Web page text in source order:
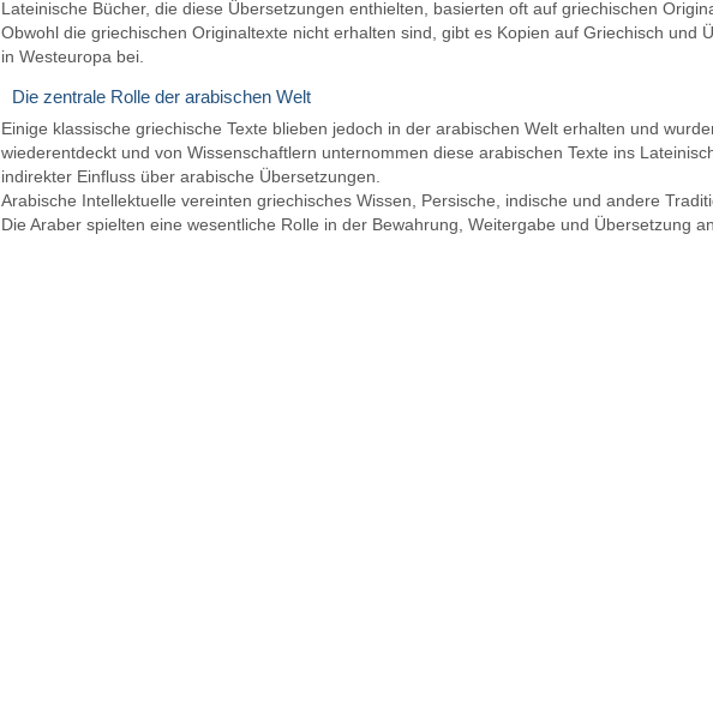
Lateinische Bücher, die diese Übersetzungen enthielten, basierten oft auf griechischen
Obwohl die griechischen Originaltexte nicht erhalten sind, gibt es Kopien auf Griechisch
in Westeuropa bei.
Die zentrale Rolle der arabischen Welt
Einige klassische griechische Texte blieben jedoch in der arabischen Welt erhalten und
wiederentdeckt und von Wissenschaftlern unternommen diese arabischen Texte ins
indirekter Einfluss über arabische Übersetzungen.
Arabische Intellektuelle vereinten griechisches Wissen, Persische, indische und andere
Die Araber spielten eine wesentliche Rolle in der Bewahrung, Weitergabe und Übersetzung